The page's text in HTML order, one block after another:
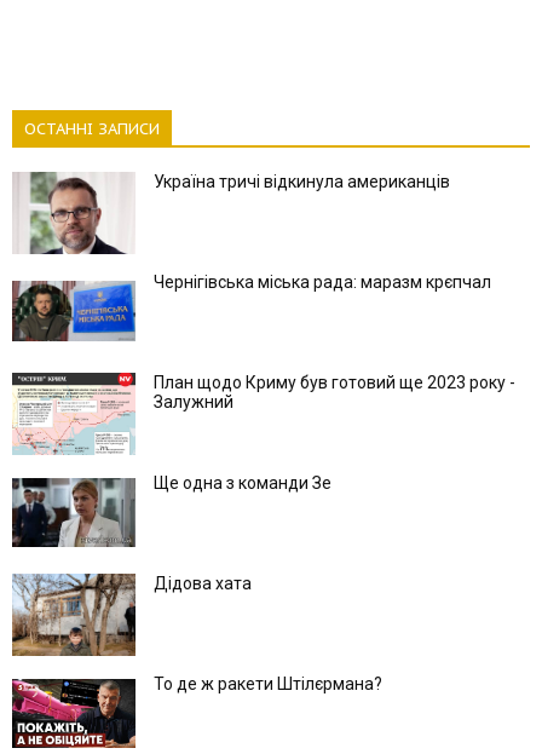
ОСТАННІ ЗАПИСИ
Україна тричі відкинула американців
Чернігівська міська рада: маразм крєпчал
План щодо Криму був готовий ще 2023 року -
Залужний
Ще одна з команди Зе
Дідова хата
То де ж ракети Штілєрмана?